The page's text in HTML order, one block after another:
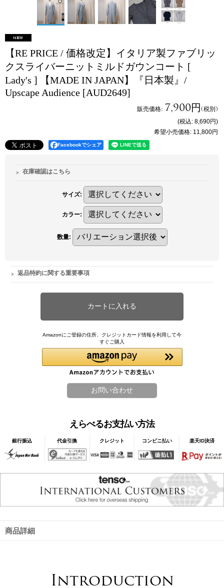
【RE PRICE / 価格改定】イタリア製ファブリッ
クスライバーニットミルドガウンコート [
Lady's ] 【MADE IN JAPAN】『日本製』/
Upscape Audience [AUD2649]
販売価格: 7,900円(税別)
(税込: 8,690円)
希望小売価格: 11,800円
Facebookでシェア
在庫確認はこちら
サイズ:
カラー:
数量:
返品特約に関する重要事項
Amazonにご登録の住所、クレジットカード情報を利用して今
すぐご購入
えらべるお支払い方法
銀行振込 代金引換 クレジット コンビニ払い 楽天ID決済
商品詳細
Introduction